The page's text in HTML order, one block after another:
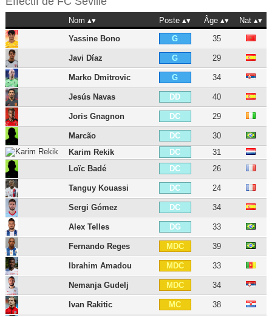
Nom Poste Âge
Nat
Yassine Bono
G 35
Javi Díaz G 29
Marko Dmitrovic G 34
Jesús Navas DD 40
Joris Gnagnon DC 29
Marcão DC
30
Karim Rekik
DC
31
Loïc Badé
DC 26
Tanguy Kouassi DC 24
Sergi Gómez DC 34
Alex Telles DG 33
Fernando Reges MDC 39
Ibrahim Amadou MDC 33
Nemanja Gudelj MDC 34
Ivan Rakitic MC 38